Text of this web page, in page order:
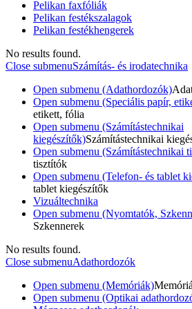
Pelikan faxfóliák
Pelikan festékszalagok
Pelikan festékhengerek
No results found.
Close submenuSzámítás- és irodatechnika
Open submenu (Adathordozók)
Open submenu (Speciális papír,
etikett, fólia
Open submenu (Számítástechnikai
kiegészítők)Számítástechnikai
Open submenu (Számítástechnikai
tisztítók
Open submenu (Telefon- és tablet
tablet kiegészítők
Vizuáltechnika
Open submenu (Nyomtatók,
Szkennerek
No results found.
Close submenuAdathordozók
Open submenu (Memóriák)
Open submenu (Optikai